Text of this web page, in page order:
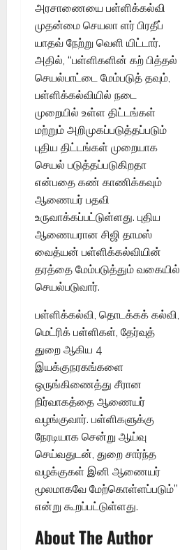
அரசாணையை பள்ளிக்கல்வி
முதன்மை செயலா ளர் பிரதீப்
யாதவ் நேற்று வெளி யிட்டார்.
அதில், ‘‘பள்ளிகளின் கற் பித்தல்
செயல்பாட்டை மேம்படுத் தவும்,
பள்ளிக்கல்வியில் நடை
முறையில் உள்ள திட்டங்கள்
மற்றும் அறிமுகப்படுத்தப்படும்
புதிய திட்டங்கள் முறையாக
செயல் படுத்தப்படுகிறதா
என்பதை கண் காணிக்கவும்
ஆணையர் பதவி
உருவாக்கப்பட்டுள்ளது. புதிய
ஆணையரான சிஜி தாமஸ்
வைத்யன் பள்ளிக்கல்வியின்
தரத்தை மேம்படுத்தும் வகையில்
செயல்படுவார்.
பள்ளிக்கல்வி, தொடக்கக் கல்வி,
மெட்ரிக் பள்ளிகள், தேர்வுத்
துறை ஆகிய 4
இயக்குநரகங்களை
ஒருங்கிணைத்து சீரான
நிர்வாகத்தை ஆணையர்
வழங்குவார். பள்ளிகளுக்கு
நேரடியாக சென்று ஆய்வு
செய்வதுடன், துறை சார்ந்த
வழக்குகள் இனி ஆணையர்
மூலமாகவே மேற்கொள்ளப்படும்’’
என்று கூறப்பட்டுள்ளது.
About The Author